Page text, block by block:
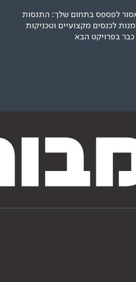
לפספס בתחום שלך: התנסות
לכנסים מקצועיים וטכניקות
בפרויקט הבא